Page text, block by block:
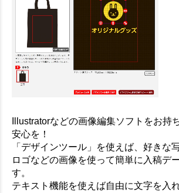
Illustratorなどの画像編集ソフトをお持
安心を！
「デザインツール」を使えば、好きな
ロゴなどの画像を使って簡単に入稿デ
す。
テキスト機能を使えば自由に文字を入